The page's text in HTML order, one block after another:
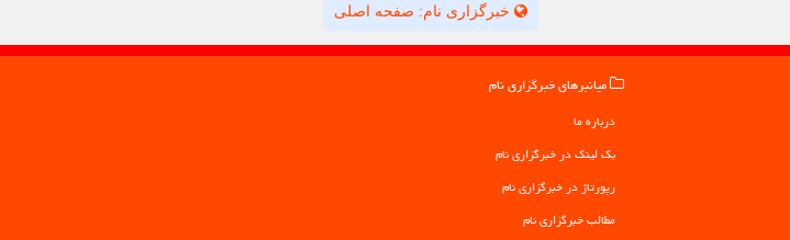
خبرگزاری نام: صفحه اصلی
میانبرهای خبرگزاری نام
درباره ما
بک لینک در خبرگزاری نام
رپورتاژ در خبرگزاری نام
مطالب خبرگزاری نام